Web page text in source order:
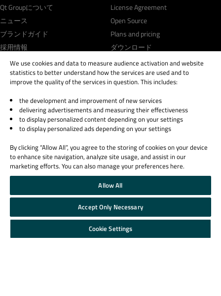
Qt Groupについて
ニュース
ブランドガイド
採用情報
投資家情報
開発フレームワーク＆ツール
License Agreement
Open Source
Plans and pricing
ダウンロード
FAQ
学習リソース
Qt Academy
教育機関向け
Qt Forum
サポート＆サービス
サポート
パートナー
Legal Notice
We use cookies and data to measure audience activation and website
statistics to better understand how the services are used and to
improve the quality of the services in question. This includes:
the development and improvement of new services
delivering advertisements and measuring their effectiveness
to display personalized content depending on your settings
to display personalized ads depending on your settings
By clicking “Allow All”, you agree to the storing of cookies on your device
to enhance site navigation, analyze site usage, and assist in our
marketing efforts. You can also manage your preferences here.
Allow All
Accept Only Necessary
Cookie Settings